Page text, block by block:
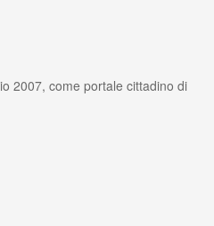
2007, come portale cittadino di